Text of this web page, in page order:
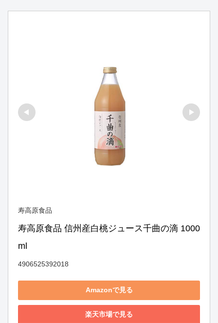
寿高原食品
寿高原食品 信州産白桃ジュース千曲の滴 1000
ml
4906525392018
Amazonで見る
楽天市場で見る